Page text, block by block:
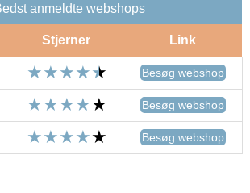
anmeldte webshops
Stjerner Link
Besøg webshop
Besøg webshop
Besøg webshop